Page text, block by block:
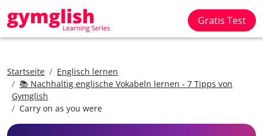
Gratis Test
Startseite
Englisch lernen
📚 Nachhaltig englische Vokabeln lernen - 7 Tipps von
Gymglish
Carry on as you were